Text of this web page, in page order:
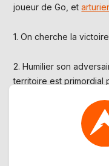
joueur de Go, et
1. On cherche la
2. Humilier son
territoire est primordial
3. Pour faire basculer